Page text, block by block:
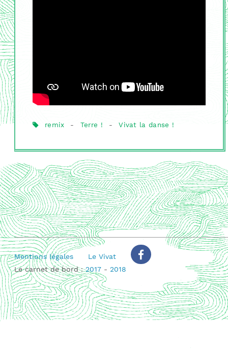
remix - Terre ! - Vivat la danse !
Mentions légales
Le Vivat
Le carnet de bord :2017 - 2018